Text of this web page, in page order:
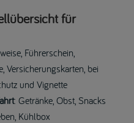
für
Führerschein,
Versicherungskarten, bei
und Vignette
: Getränke, Obst, Snacks
Kühlbox